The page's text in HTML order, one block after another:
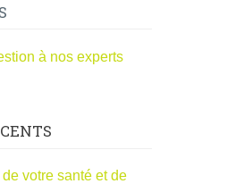
à nos experts
de votre santé et de